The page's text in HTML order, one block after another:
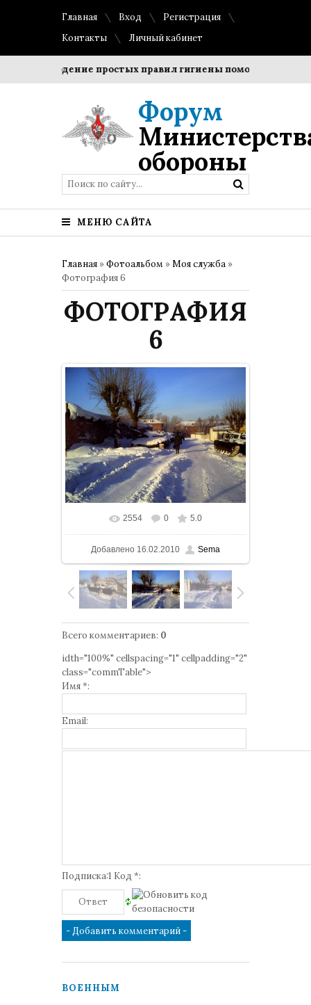
Главная Вход
Регистрация
Контакты
Личный кабинет
Соблюдение простых правил гигиены помогает
Форум
обороны
МЕНЮ САЙТА
Главная »Фотоальбом »Моя служба »
Фотография 6
ФОТОГРАФИЯ
6
В реальном размере 1500x1125
174.5Kb
2554 0 5.0
Добавлено 16.02.2010 Sema
Всего комментариев: 0
idth="100%" cellspacing="1" cellpadding="2"
class="commTable">
Имя *:
Email:
Подписка:1 Код *:
ВОЕННЫМ